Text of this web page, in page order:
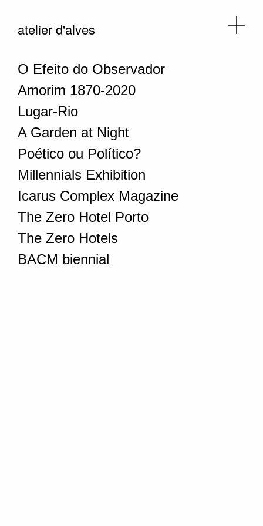
atelier d'alves
O Efeito do Observador
Amorim 1870-2020
Lugar-Rio
A Garden at Night
Poético ou Político?
Millennials Exhibition
Icarus Complex Magazine
The Zero Hotel Porto
The Zero Hotels
BACM biennial